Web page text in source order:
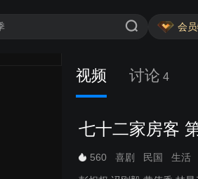
会
视频 讨论 4
七十二家房客
560 喜剧 民国 生活